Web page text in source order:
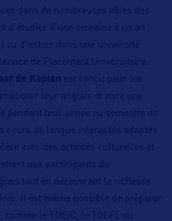
dans de nombreuses villes des
d’étudier d’une semaine à un an
ou d’entrer dans une université
de Placement Universitaire.
de Kaplan est conçu pour les
leur anglais et vivre une
pendant leur année ou semestre de
cours de langue interactifs adaptés
avec des activités culturelles et
aux participants de
tout en découvrant la richesse
Il est même possible de préparer
le TOEIC, le TOEFL ou